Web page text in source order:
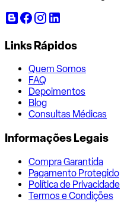
Links Rápidos
Quem Somos
FAQ
Depoimentos
Blog
Consultas Médicas
Informações Legais
Compra Garantida
Pagamento Protegido
Política de Privacidade
Termos e Condições